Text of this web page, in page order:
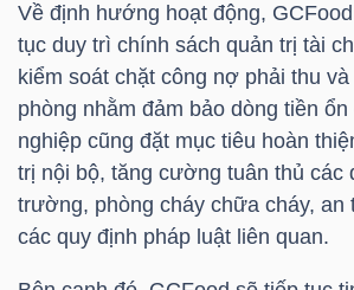
Về định hướng hoạt động,
tục duy trì chính sách quản trị tài
kiểm soát chặt công nợ phải thu
phòng nhằm đảm bảo dòng tiền
nghiệp cũng đặt mục tiêu hoàn
trị nội bộ, tăng cường tuân thủ các
trường, phòng cháy chữa cháy, an
các quy định pháp luật liên quan.
VS-
SECTOR
NĂNG
LƯỢNG